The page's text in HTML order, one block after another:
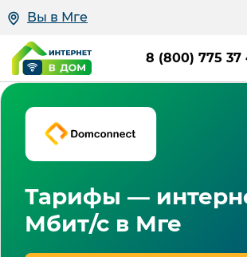
Вы в Мге
8 (800) 775 37
Тарифы —
Мбит/с в Мге